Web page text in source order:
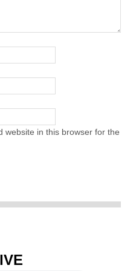
website in this browser for the